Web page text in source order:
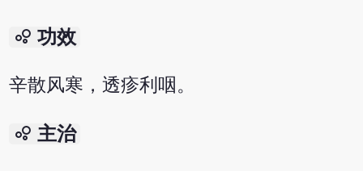
bubble_chart 功效
辛散风寒，透疹利咽。
bubble_chart 主治